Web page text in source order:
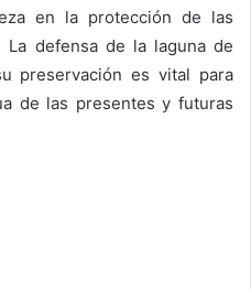
en la protección de las
defensa de la laguna de
preservación es vital para
de las presentes y futuras